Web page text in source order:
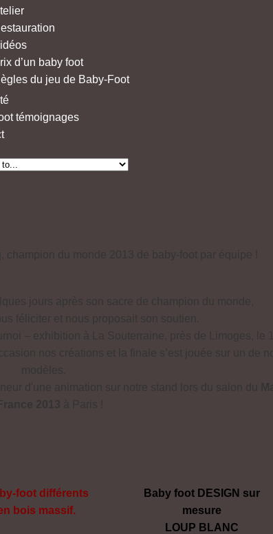
d’un baby foot
du jeu de Baby-Foot
témoignages
, champion du monde 2013 de baby-foot par équipe !
jours après son sacre de champion du monde,
féliciter et nous proposait son soutien.
– exhibition à La Souterraine, près de Limoges, le
nos créations et la finale s’est jouée sur un de
modèles.
d'une animation sur notre stand lors du salon du
2013 à Paris !
foot différents
bois massif.
Baby foot DESIGN sur
mesure
LOUP BLANC